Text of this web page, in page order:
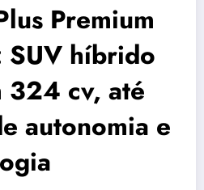
Premium
híbrido
324 cv, até
autonomia e